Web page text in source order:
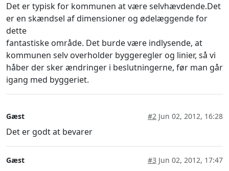
Det er typisk for kommunen at være selvhævdende.Det
er en skændsel af dimensioner og ødelæggende for
dette
fantastiske område. Det burde være indlysende, at
kommunen selv overholder byggeregler og linier, så vi
håber der sker ændringer i beslutningerne, før man går
igang med byggeriet.
Gæst #2 Jun 02, 2012, 16:28
Det er godt at bevarer
Gæst #3 Jun 02, 2012, 17:47